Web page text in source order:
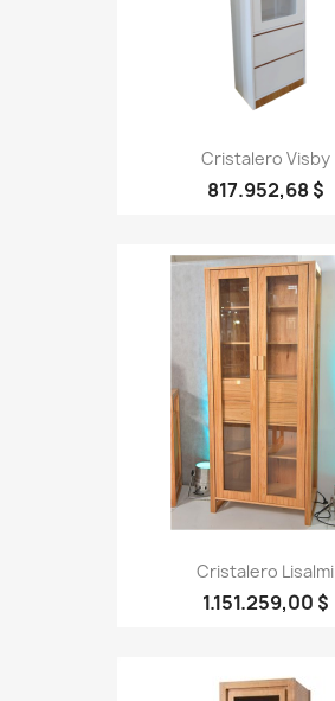
Cristalero Visby
817.952,68 $
Cristalero Lisalmi
1.151.259,00 $